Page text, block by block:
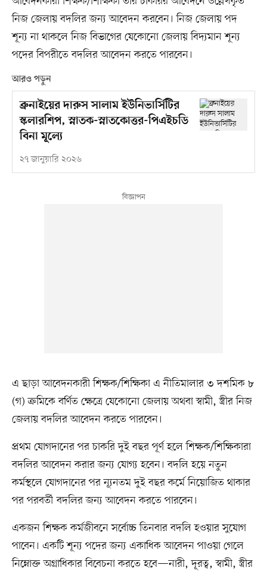
নিজ জেলায় বদলির জন্য আবেদন করবেন। নিজ জেলায় পদ
শূন্য না থাকলে নিজ বিভাগের যেকোনো জেলায় বিদ্যমান শূন্য
পদের বিপরীতে বদলির আবেদন করতে পারবেন।
আরও পড়ুন
ব্রুনাইয়ের দারুস সালাম ইউনিভার্সিটির
স্কলারশিপ, স্নাতক-স্নাতকোত্তর-পিএইচডি
বিনা মূল্যে
২৭ জানুয়ারি ২০২৬
এ ছাড়া আবেদনকারী শিক্ষক/শিক্ষিকা এ নীতিমালার ৩ দশমিক ৮
(গ) ক্রমিকে বর্ণিত ক্ষেত্রে যেকোনো জেলায় অথবা স্বামী, স্ত্রীর নিজ
জেলায় বদলির আবেদন করতে পারবেন।
প্রথম যোগদানের পর চাকরি দুই বছর পূর্ণ হলে শিক্ষক/শিক্ষিকারা
বদলির আবেদন করার জন্য যোগ্য হবেন। বদলি হয়ে নতুন
কর্মস্থলে যোগদানের পর ন্যূনতম দুই বছর কর্মে নিয়োজিত থাকার
পর পরবর্তী বদলির জন্য আবেদন করতে পারবেন।
একজন শিক্ষক কর্মজীবনে সর্বোচ্চ তিনবার বদলি হওয়ার সুযোগ
পাবেন। একটি শূন্য পদের জন্য একাধিক আবেদন পাওয়া গেলে
নিম্নোক্ত অগ্রাধিকার বিবেচনা করতে হবে—নারী, দূরত্ব, স্বামী, স্ত্রীর